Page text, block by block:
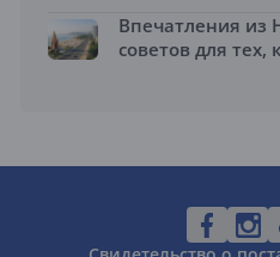
Впечатления из
советов для тех,